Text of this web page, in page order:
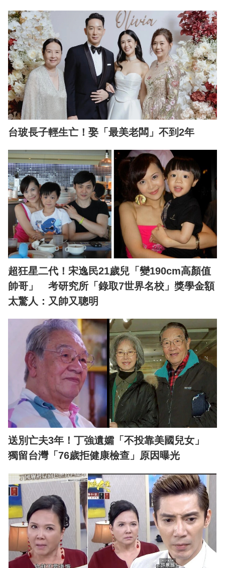
台玻長子輕生亡！娶「最美老闆」不到2年
超狂星二代！宋逸民21歲兒「變190cm高顏值
帥哥」 考研究所「錄取7世界名校」獎學金額
太驚人：又帥又聰明
送別亡夫3年！丁強遺孀「不投靠美國兒女」
獨留台灣「76歲拒健康檢查」原因曝光